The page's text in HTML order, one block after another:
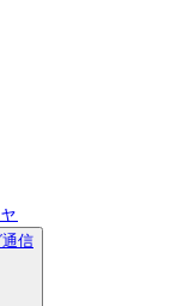
信